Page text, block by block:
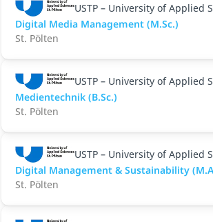
USTP – University of Applied
Digital Media Management (M.Sc.)
St. Pölten
USTP – University of Applied
Medientechnik (B.Sc.)
St. Pölten
USTP – University of Applied
Digital Management & Sustainability
St. Pölten